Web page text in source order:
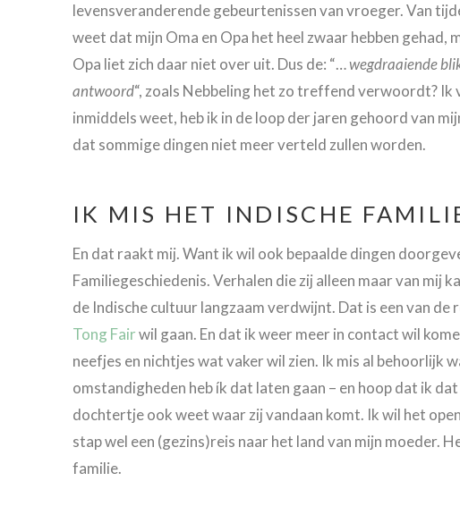
levensveranderende gebeurtenissen van vroeger. Van
weet dat mijn Oma en Opa het heel zwaar hebben
Opa liet zich daar niet over uit. Dus de: “…wegdraaiende
antwoord“, zoals Nebbeling het zo treffend verwoordt? Ik
inmiddels weet, heb ik in de loop der jaren gehoord van
dat sommige dingen niet meer verteld zullen worden.
IK MIS HET INDISCHE
En dat raakt mij. Want ik wil ook bepaalde dingen
Familiegeschiedenis. Verhalen die zij alleen maar van mij
de Indische cultuur langzaam verdwijnt. Dat is een van de
Tong Fairwil gaan. En dat ik weer meer in contact wil
neefjes en nichtjes wat vaker wil zien. Ik mis al behoorlijk
omstandigheden heb ík dat laten gaan – en hoop dat ik
dochtertje ook weet waar zij vandaan komt. Ik wil het
stap wel een (gezins)reis naar het land van mijn moeder.
familie.